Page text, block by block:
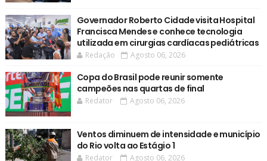
Governador Roberto Cidade visita Hospital
Francisca Mendes e conhece tecnologia
utilizada em cirurgias cardíacas pediátricas
Redação Agosto 06, 2026
Copa do Brasil pode reunir somente
campeões nas quartas de final
Redator Agosto 06, 2026
Ventos diminuem de intensidade e município
do Rio volta ao Estágio 1
Redator Agosto 06, 2026